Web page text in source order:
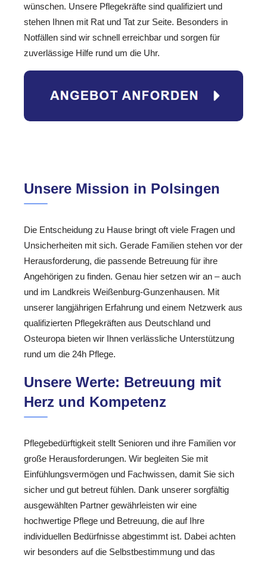
wünschen. Unsere Pflegekräfte sind qualifiziert und
stehen Ihnen mit Rat und Tat zur Seite. Besonders in
Notfällen sind wir schnell erreichbar und sorgen für
zuverlässige Hilfe rund um die Uhr.
Unsere Mission in Polsingen
Die Entscheidung zu Hause bringt oft viele Fragen und
Unsicherheiten mit sich. Gerade Familien stehen vor der
Herausforderung, die passende Betreuung für ihre
Angehörigen zu finden. Genau hier setzen wir an – auch
und im Landkreis Weißenburg-Gunzenhausen. Mit
unserer langjährigen Erfahrung und einem Netzwerk aus
qualifizierten Pflegekräften aus Deutschland und
Osteuropa bieten wir Ihnen verlässliche Unterstützung
rund um die 24h Pflege.
Unsere Werte: Betreuung mit
Herz und Kompetenz
Pflegebedürftigkeit stellt Senioren und ihre Familien vor
große Herausforderungen. Wir begleiten Sie mit
Einfühlungsvermögen und Fachwissen, damit Sie sich
sicher und gut betreut fühlen. Dank unserer sorgfältig
ausgewählten Partner gewährleisten wir eine
hochwertige Pflege und Betreuung, die auf Ihre
individuellen Bedürfnisse abgestimmt ist. Dabei achten
wir besonders auf die Selbstbestimmung und das